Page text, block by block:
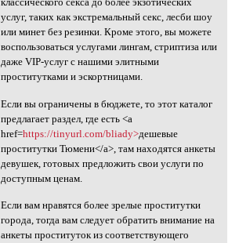
услуг, таких как экстремальный секс, лесби шоу
или минет без резинки. Кроме этого, вы можете
воспользоваться услугами лингам, стриптиза или
даже VIP-услуг с нашими элитными
проститутками и эскортницами.
Если вы ограничены в бюджете, то этот каталог
предлагает раздел, где есть <a
href=https://tinyurl.com/bliady>дешевые
проститутки Тюмени</a>, там находятся анкеты
девушек, готовых предложить свои услуги по
доступным ценам.
Если вам нравятся более зрелые проститутки
города, тогда вам следует обратить внимание на
анкеты проституток из соответствующего